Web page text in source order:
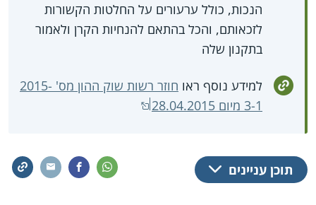
הנכות, כולל ערעורים על החלטות הקשורות
לזכאותם, והכל בהתאם להנחיות הקרן ולאמור
בתקנון שלה
למידע נוסף ראו
חוזר רשות שוק ההון מס' 2015-
3-1 מיום 28.04.2015
תוכן עניינים